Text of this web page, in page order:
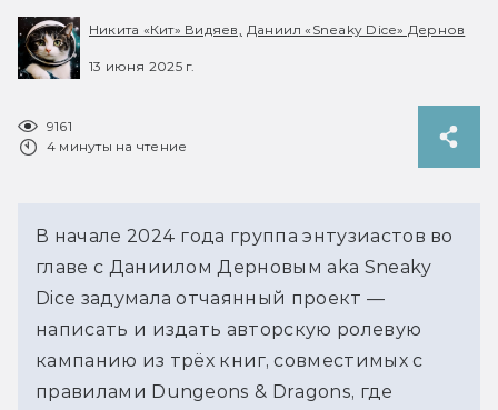
Никита «Кит» Видяев, Даниил «Sneaky Dice» Дернов
13 июня 2025 г.
9161
4 минуты на чтение
В начале 2024 года группа энтузиастов во
главе с Даниилом Дерновым aka Sneaky
Dice задумала отчаянный проект —
написать и издать авторскую ролевую
кампанию из трёх книг, совместимых с
правилами Dungeons & Dragons, где